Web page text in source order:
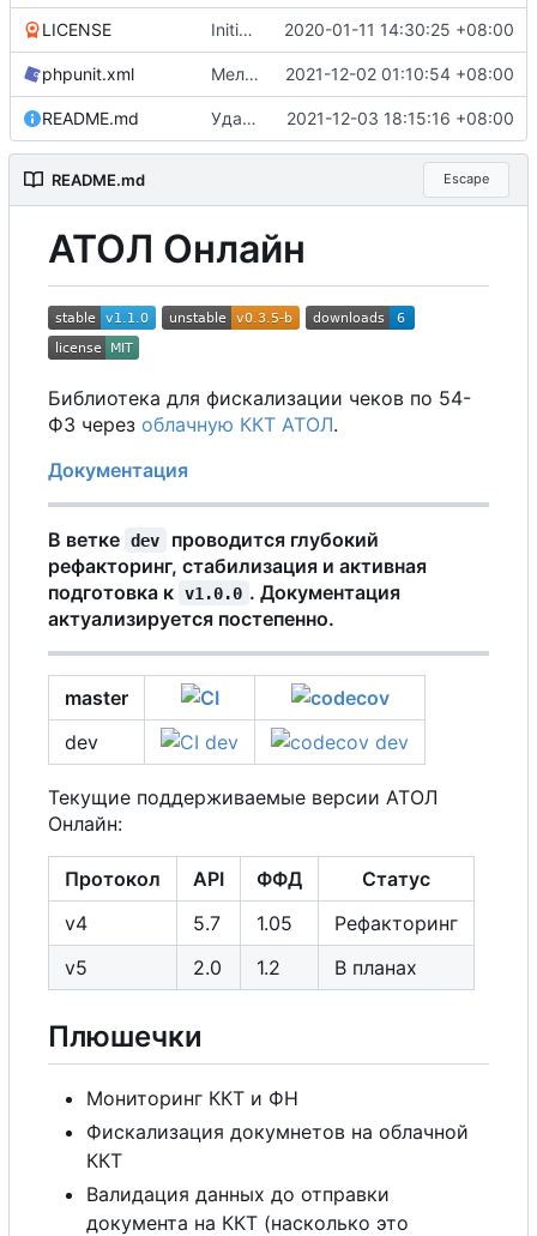
LICENSE Initial commit, v0.1.0-b 2020-01-11 14:30:25 +08:00
phpunit.xml Мелочи в readme и phpunit.xml (удалены дефолтные параметры) 2021-12-02 01:10:54 +08:00
README.md Удалён ROADMAP, поправлен README 2021-12-03 18:15:16 +08:00
README.md Escape
АТОЛ Онлайн
Библиотека для фискализации чеков по 54-
ФЗ через облачную ККТ АТОЛ.
Документация
В ветке dev
проводится глубокий
рефакторинг, стабилизация и активная
подготовка к v1.0.0 . Документация
актуализируется постепенно.
master
dev
Текущие поддерживаемые версии АТОЛ
Онлайн:
Протокол API ФФД
Статус
v4
5.7 1.05
Рефакторинг
v5
2.0 1.2 В планах
Плюшечки
Мониторинг ККТ и ФН
Фискализация докумнетов на облачной
ККТ
Валидация данных до отправки
документа на ККТ (насколько это